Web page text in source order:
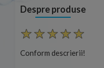
Despre produse
Conform descrierii!